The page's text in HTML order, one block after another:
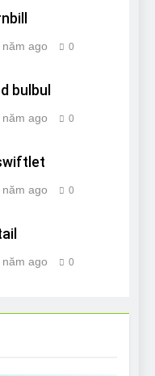
năm ago 0
bulbul
năm ago 0
năm ago 0
năm ago 0